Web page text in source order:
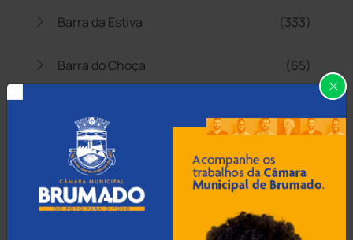
Barra da Estiva (333)
Barra do Choça (65)
Bom Jesus da Lapa
Boquira (152)